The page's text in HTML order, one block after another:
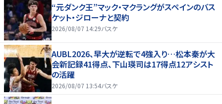
“元ダンク王”マック・マクラングがスペインのバス
ケット・ジローナと契約
2026/08/07 14:29バスケ
AUBL2026、早大が逆転で4強入り…松本秦が大
会新記録41得点、下山瑛司は17得点12アシスト
の活躍
2026/08/07 13:54バスケ